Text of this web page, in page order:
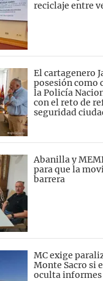
reciclaje entre
El cartagenero
posesión como
la Policía
con el reto de
seguridad
Abanilla y
para que la
barrera
MC exige
Monte Sacro si
oculta informes